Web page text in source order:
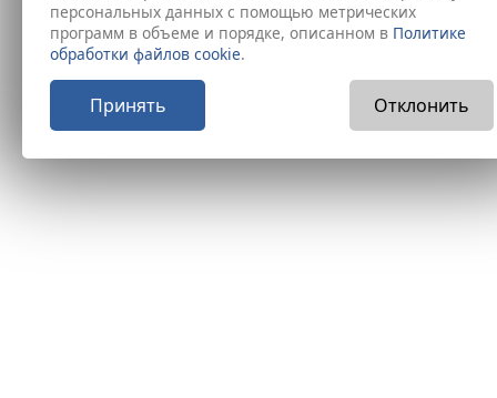
персональных данных с помощью метрических
программ в объеме и порядке, описанном в Политике
обработки файлов cookie.
Принять Отклонить